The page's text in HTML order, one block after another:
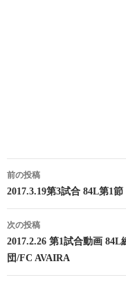
投
稿
ナ
ビ
ゲ
前の投稿
2017.3.19第3試合 84L第1
次の投稿
2017.2.26 第1試合動画
団/FC AVAIRA